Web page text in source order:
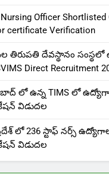
Officer Shortlisted
certificate Verification
తిరుపతి దేవస్థానం సంస్థలో
Direct Recruitment
లో ఉన్న TIMS లో
విడుదల
లో 236 స్టాఫ్ నర్స్
విడుదల